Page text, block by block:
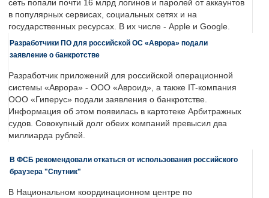
сеть попали почти 16 млрд логинов и паролей от аккаунтов
в популярных сервисах, социальных сетях и на
государственных ресурсах. В их числе - Apple и Google.
Разработчики ПО для российской ОС «Аврора» подали
заявление о банкротстве
Разработчик приложений для российской операционной
системы «Аврора» - ООО «Авроид», а также IT-компания
ООО «Гиперус» подали заявления о банкротстве.
Информация об этом появилась в картотеке Арбитражных
судов. Совокупный долг обеих компаний превысил два
миллиарда рублей.
В ФСБ рекомендовали откаться от использования российского
браузера "Спутник"
В Национальном координационном центре по